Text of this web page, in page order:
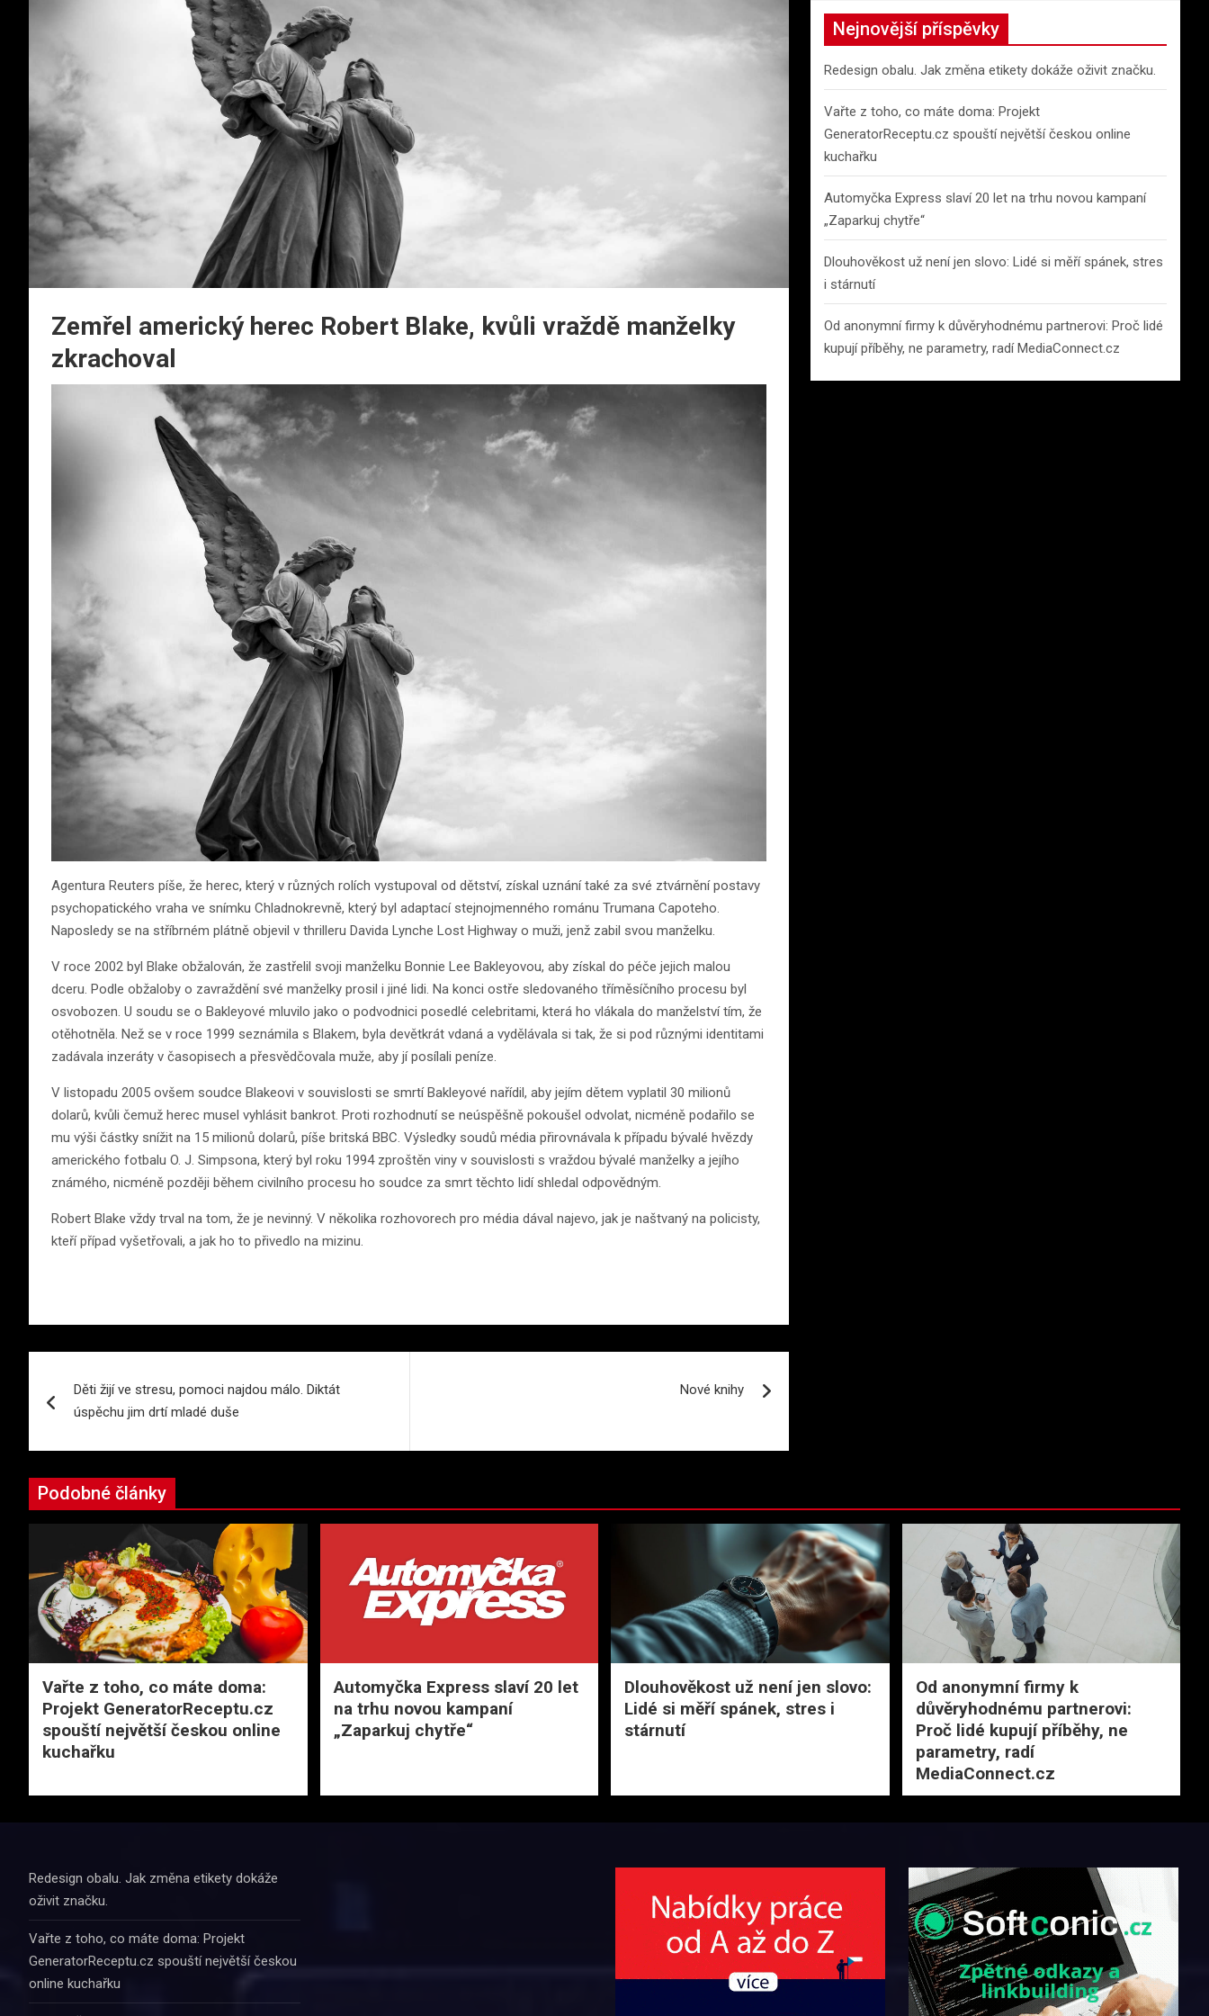
Zemřel americký herec Robert Blake, kvůli vraždě manželky
zkrachoval
Agentura Reuters píše, že herec, který v různých rolích vystupoval od dětství, získal uznání také za své ztvárnění postavy
psychopatického vraha ve snímku Chladnokrevně, který byl adaptací stejnojmenného románu Trumana Capoteho.
Naposledy se na stříbrném plátně objevil v thrilleru Davida Lynche Lost Highway o muži, jenž zabil svou manželku.
V roce 2002 byl Blake obžalován, že zastřelil svoji manželku Bonnie Lee Bakleyovou, aby získal do péče jejich malou
dceru. Podle obžaloby o zavraždění své manželky prosil i jiné lidi. Na konci ostře sledovaného tříměsíčního procesu byl
osvobozen. U soudu se o Bakleyové mluvilo jako o podvodnici posedlé celebritami, která ho vlákala do manželství tím, že
otěhotněla. Než se v roce 1999 seznámila s Blakem, byla devětkrát vdaná a vydělávala si tak, že si pod různými identitami
zadávala inzeráty v časopisech a přesvědčovala muže, aby jí posílali peníze.
V listopadu 2005 ovšem soudce Blakeovi v souvislosti se smrtí Bakleyové nařídil, aby jejím dětem vyplatil 30 milionů
dolarů, kvůli čemuž herec musel vyhlásit bankrot. Proti rozhodnutí se neúspěšně pokoušel odvolat, nicméně podařilo se
mu výši částky snížit na 15 milionů dolarů, píše britská BBC. Výsledky soudů média přirovnávala k případu bývalé hvězdy
amerického fotbalu O. J. Simpsona, který byl roku 1994 zproštěn viny v souvislosti s vraždou bývalé manželky a jejího
známého, nicméně později během civilního procesu ho soudce za smrt těchto lidí shledal odpovědným.
Robert Blake vždy trval na tom, že je nevinný. V několika rozhovorech pro média dával najevo, jak je naštvaný na policisty,
kteří případ vyšetřovali, a jak ho to přivedlo na mizinu.
pro
příspěvek
Děti žijí ve stresu, pomoci najdou málo. Diktát
úspěchu jim drtí mladé duše
Nové knihy
h
Nejnovější příspěvky
Redesign obalu. Jak změna etikety dokáže oživit značku.
Vařte z toho, co máte doma: Projekt
GeneratorReceptu.cz spouští největší českou online
kuchařku
Automyčka Express slaví 20 let na trhu novou kampaní
„Zaparkuj chytře“
Dlouhověkost už není jen slovo: Lidé si měří spánek, stres
i stárnutí
Od anonymní firmy k důvěryhodnému partnerovi: Proč lidé
kupují příběhy, ne parametry, radí MediaConnect.cz
Podobné články
Vařte z toho, co máte doma:
Projekt GeneratorReceptu.cz
spouští největší českou online
kuchařku
Automyčka Express slaví 20 let
na trhu novou kampaní
„Zaparkuj chytře“
Dlouhověkost už není jen slovo:
Lidé si měří spánek, stres i
stárnutí
Od anonymní firmy k
důvěryhodnému partnerovi:
Proč lidé kupují příběhy, ne
parametry, radí
MediaConnect.cz
Redesign obalu. Jak změna etikety dokáže
oživit značku.
Vařte z toho, co máte doma: Projekt
GeneratorReceptu.cz spouští největší českou
online kuchařku